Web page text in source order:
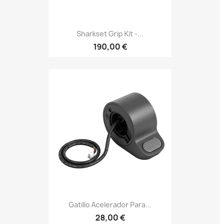
Sharkset Grip Kit -...
190,00 €
Gatillo Acelerador Para...
28,00 €